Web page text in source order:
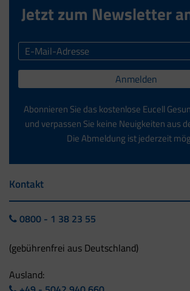
Jetzt zum Newsletter
Anmelden
Abonnieren Sie das kostenlose Eucell
und verpassen Sie keine Neuigkeiten aus
Die Abmeldung ist jederzeit
Kontakt
0800 - 1 38 23 55
(gebührenfrei aus Deutschland)
Ausland: